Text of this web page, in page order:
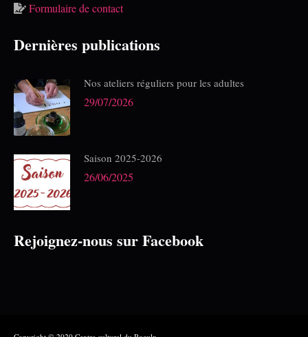
Formulaire de contact
Dernières publications
Nos ateliers réguliers pour les adultes
29/07/2026
Saison 2025-2026
26/06/2025
Rejoignez-nous sur Facebook